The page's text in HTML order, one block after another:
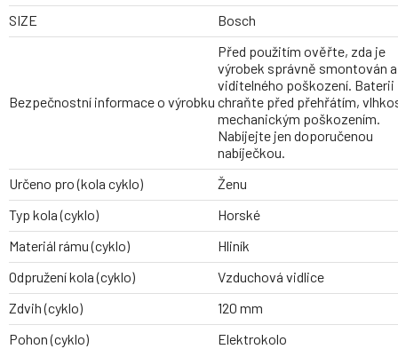
SIZE
Bosch
Bezpečnostní informace o výrobku
Před použitím ověřte, zda je
výrobek správně smontován
viditelného poškození. Baterii
chraňte před přehřátím,
mechanickým poškozením.
Nabíjejte jen doporučenou
nabíječkou.
Určeno pro (kola cyklo)
Ženu
Typ kola (cyklo)
Horské
Materiál rámu (cyklo)
Hliník
Odpružení kola (cyklo)
Vzduchová vidlice
Zdvih (cyklo)
120 mm
Pohon (cyklo)
Elektrokolo